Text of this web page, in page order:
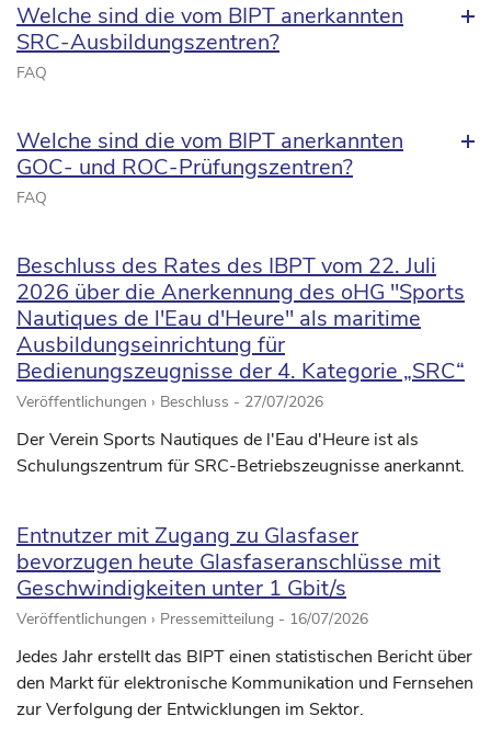
Welche sind die vom BIPT anerkannten
SRC-Ausbildungszentren?
FAQ
Welche sind die vom BIPT anerkannten
GOC- und ROC-Prüfungszentren?
FAQ
Beschluss des Rates des IBPT vom 22. Juli
2026 über die Anerkennung des oHG "Sports
Nautiques de l'Eau d'Heure" als maritime
Ausbildungseinrichtung für
Bedienungszeugnisse der 4. Kategorie „SRC“
Veröffentlichungen › Beschluss - 27/07/2026
Der Verein Sports Nautiques de l'Eau d'Heure ist als
Schulungszentrum für SRC-Betriebszeugnisse anerkannt.
Entnutzer mit Zugang zu Glasfaser
bevorzugen heute Glasfaseranschlüsse mit
Geschwindigkeiten unter 1 Gbit/s
Veröffentlichungen › Pressemitteilung - 16/07/2026
Jedes Jahr erstellt das BIPT einen statistischen Bericht über
den Markt für elektronische Kommunikation und Fernsehen
zur Verfolgung der Entwicklungen im Sektor.